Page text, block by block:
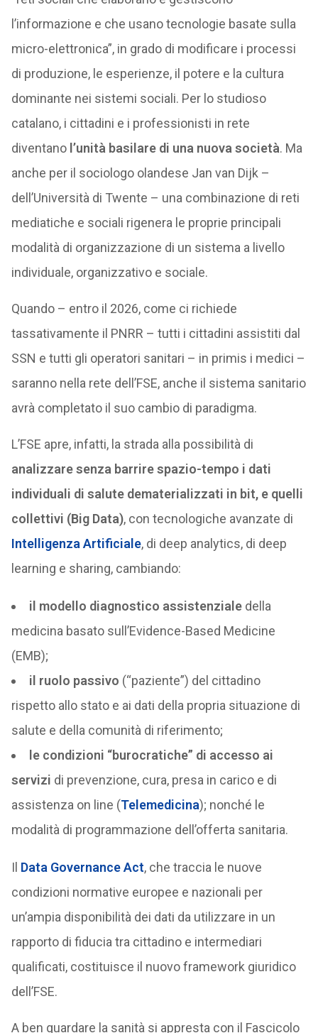
l’informazione e che usano tecnologie basate sulla
micro-elettronica”, in grado di modificare i processi
di produzione, le esperienze, il potere e la cultura
dominante nei sistemi sociali. Per lo studioso
catalano, i cittadini e i professionisti in rete
diventanol’unità basilare di una nuova società. Ma
anche per il sociologo olandese Jan van Dijk –
dell’Università di Twente – una combinazione di reti
mediatiche e sociali rigenera le proprie principali
modalità di organizzazione di un sistema a livello
individuale, organizzativo e sociale.
Quando – entro il 2026, come ci richiede
tassativamente il PNRR – tutti i cittadini assistiti dal
SSN e tutti gli operatori sanitari – in primis i medici –
saranno nella rete dell’FSE, anche il sistema sanitario
avrà completato il suo cambio di paradigma.
L’FSE apre, infatti, la strada alla possibilità di
analizzare senza barrire spazio-tempo i dati
individuali di salute dematerializzati in bit, e quelli
collettivi (Big Data), con tecnologiche avanzate di
Intelligenza Artificiale, di deep analytics, di deep
learning e sharing, cambiando:
il modello diagnostico assistenzialedella
medicina basato sull’Evidence-Based Medicine
(EMB);
il ruolo passivo (“paziente”) del cittadino
rispetto allo stato e ai dati della propria situazione di
salute e della comunità di riferimento;
le condizioni “burocratiche” di accesso ai
servizi di prevenzione, cura, presa in carico e di
assistenza on line (Telemedicina); nonché le
modalità di programmazione dell’offerta sanitaria.
Il Data Governance Act, che traccia le nuove
condizioni normative europee e nazionali per
un’ampia disponibilità dei dati da utilizzare in un
rapporto di fiducia tra cittadino e intermediari
qualificati, costituisce il nuovo framework giuridico
dell’FSE.
A ben guardare la sanità si appresta con il Fascicolo